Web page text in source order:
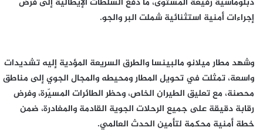
إجراءات أمنية استثنائية شملت البر والجو.
وشهد مطار ميلانو مالبينسا والطرق السريعة المؤدية إليه تشديدات
واسعة، تمثلت في تحويل المطار ومحيطه والمجال الجوي إلى مناطق
محصنة، مع تعليق الطيران الخاص، وحظر الطائرات المسيّرة، وفرض
رقابة دقيقة على جميع الرحلات الجوية القادمة والمغادرة، ضمن
خطة أمنية محكمة لتأمين الحدث العالمي.